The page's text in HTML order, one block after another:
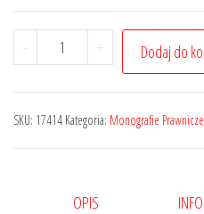
-
ilość
Ochrona
bezpieczeństwa
+ Dodaj do
SKU: 17414 Kategoria: Monografie Prawnicze
OPIS